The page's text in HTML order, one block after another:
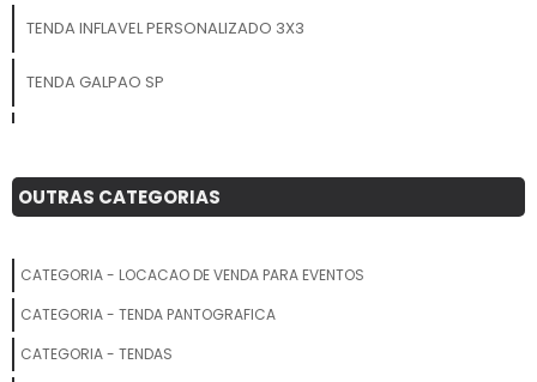
TENDA INFLAVEL PERSONALIZADO 3X3
TENDA GALPAO SP
TENDA SANFONADA SIMPLES
TENDA GRANDE PARA EVENTOS SP
OUTRAS CATEGORIAS
CATEGORIA - LOCACAO DE VENDA PARA EVENTOS
CATEGORIA - TENDA PANTOGRAFICA
CATEGORIA - TENDAS